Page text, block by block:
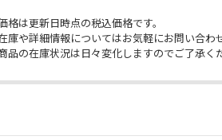
格は更新日時点の税込価格です。
庫や詳細情報についてはお気軽にお問い合わ
品の在庫状況は日々変化しますのでご了承く